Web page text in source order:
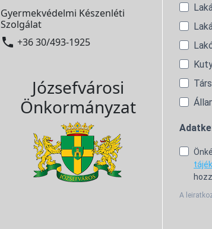
Gyermekvédelmi Készenléti
Szolgálat
 +36 30/493-1925
Józsefvárosi
Önkormányzat
A